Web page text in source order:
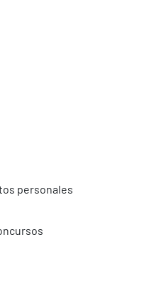
personales